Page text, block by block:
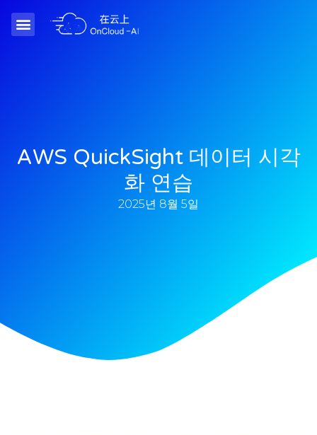
AWS QuickSight 데이터 시각
화 연습
2025년 8월 5일